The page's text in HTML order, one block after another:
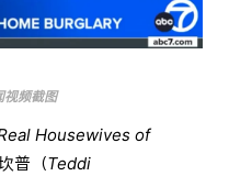
视频截图
Housewives of
普（Teddi